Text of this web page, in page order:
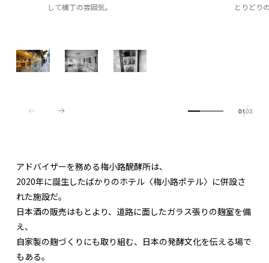
して横丁の雰囲気。
とりどり
0103
アドバイザーを務める梅小路醗酵所は、
2020年に誕生したばかりのホテル〈梅小路ポテル〉に併設さ
れた施設だ。
日本酒の販売はもとより、道路に面したガラス張りの麹室を備
え、
自家製の麹づくりにも取り組む、日本の発酵文化を伝える場で
もある。